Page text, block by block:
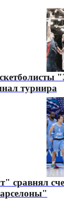
турнира
сравнял